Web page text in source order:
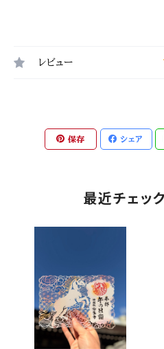
レビュー
保存 シェア
最近チェッ